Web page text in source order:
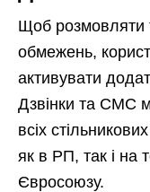
Щоб розмовляти
обмежень,
активувати
Дзвінки та СМС
всіх
як в РП, так і на
Євросоюзу.